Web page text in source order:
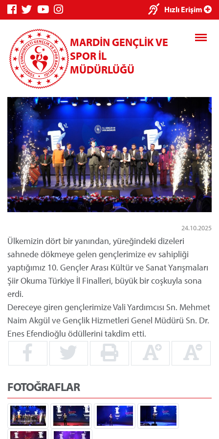
Hızlı Erişim
MARDİN GENÇLİK VE
SPOR İL
MÜDÜRLÜĞÜ
24.10.2025
Ülkemizin dört bir yanından, yüreğindeki dizeleri
sahnede dökmeye gelen gençlerimize ev sahipliği
yaptığımız 10. Gençler Arası Kültür ve Sanat Yarışmaları
Şiir Okuma Türkiye İl Finalleri, büyük bir coşkuyla sona
erdi.
Dereceye giren gençlerimize Vali Yardımcısı Sn. Mehmet
Naim Akgül ve Gençlik Hizmetleri Genel Müdürü Sn. Dr.
Enes Efendioğlu ödüllerini takdim etti.
FOTOĞRAFLAR
×
Genç Bilgi
Sistemi
Spor Bilgi
Sistemi
Kredi/Yurt
İşlemleri
Kredi/Yurt E-
Ödeme